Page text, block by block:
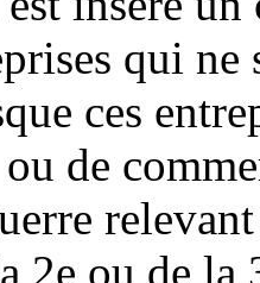
qui
ces
de
2e ou de